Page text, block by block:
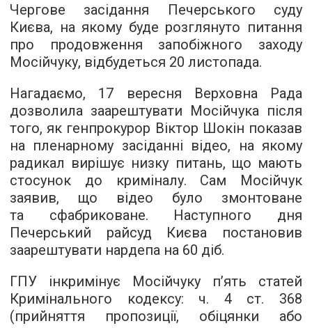
Чергове засідання Печерського суду
Києва, на якому буде розглянуто питання
про продовження запобіжного заходу
Мосійчуку, відбудеться 20 листопада.
Нагадаємо, 17 вересня Верховна Рада
дозволила заарештувати Мосійчука після
того, як генпрокурор Віктор Шокін показав
на пленарному засіданні відео, на якому
радикал вирішує низку питань, що мають
стосунок до криміналу. Сам Мосійчук
заявив, що відео було змонтоване
та сфабриковане. Наступного дня
Печерський райсуд Києва постановив
заарештувати нардепа на 60 діб.
ГПУ інкримінує Мосійчуку п’ять статей
Кримінального кодексу: ч. 4 ст. 368
(прийняття пропозиції, обіцянки або